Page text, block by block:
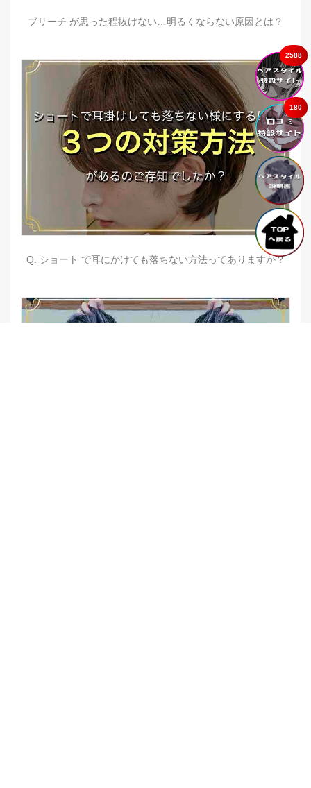
ブリーチ が思った程抜けない…明るくならない原因とは？
Q. ショート で耳にかけても落ちない方法ってありますか？
180
2588